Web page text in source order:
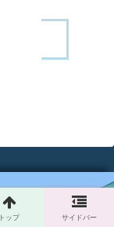
トップ サイドバー